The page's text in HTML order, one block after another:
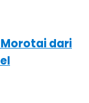
dari